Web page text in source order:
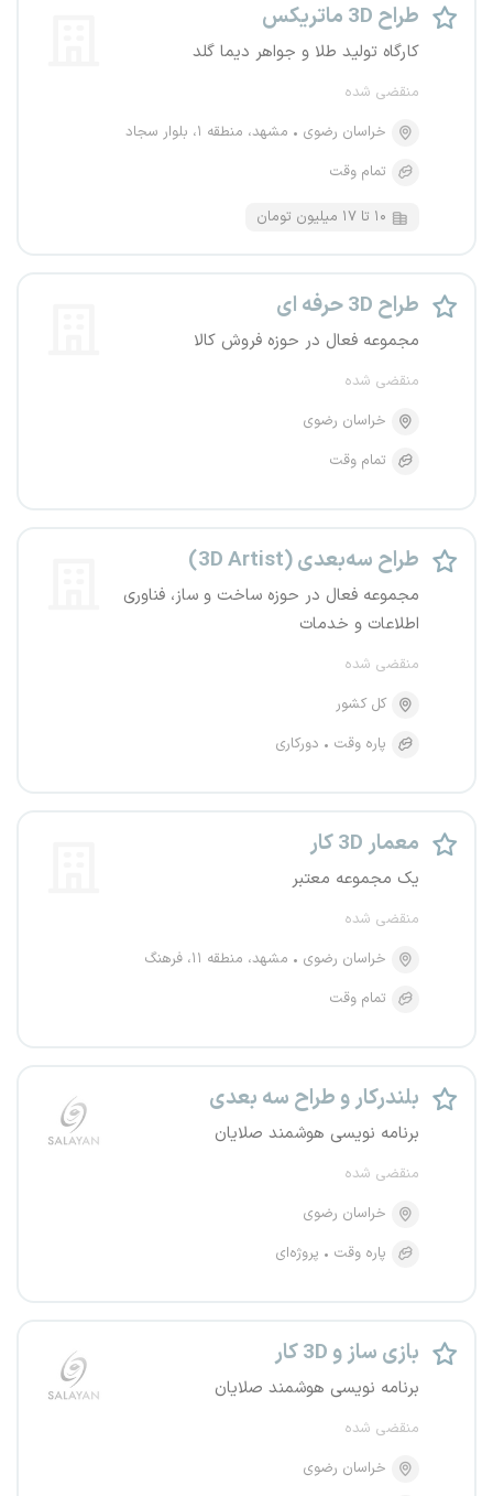
طراح 3D ماتریکس
کارگاه تولید طلا و جواهر دیما گلد
منقضی شده
خراسان رضوی
مشهد، منطقه ۱، بلوار سجاد
تمام وقت
۱۰ تا ۱۷ میلیون تومان
طراح 3D حرفه ای
مجموعه فعال در حوزه فروش کالا
منقضی شده
خراسان رضوی
تمام وقت
طراح سه‌بعدی (3D Artist)
مجموعه فعال در حوزه ساخت و ساز، فناوری
اطلاعات و خدمات
منقضی شده
کل کشور
پاره وقت
دورکاری
معمار 3D کار
یک مجموعه معتبر
منقضی شده
خراسان رضوی
مشهد، منطقه ۱۱، فرهنگ
تمام وقت
بلندرکار و طراح سه بعدی
برنامه نویسی هوشمند صلایان
منقضی شده
خراسان رضوی
پاره وقت
پروژه‌ای
بازی ساز و 3D کار
برنامه نویسی هوشمند صلایان
منقضی شده
خراسان رضوی